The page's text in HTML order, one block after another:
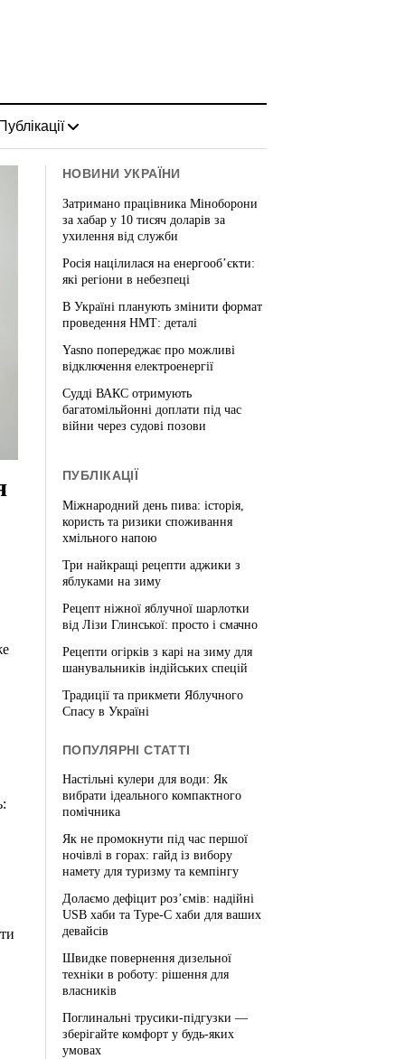
НОВИНИ УКРАЇНИ
Затримано працівника Міноборони
за хабар у 10 тисяч доларів за
ухилення від служби
Росія націлилася на енергооб’єкти:
які регіони в небезпеці
В Україні планують змінити формат
проведення НМТ: деталі
Yasno попереджає про можливі
відключення електроенергії
Судді ВАКС отримують
багатомільйонні доплати під час
війни через судові позови
ПУБЛІКАЦІЇ
Міжнародний день пива: історія,
користь та ризики споживання
хмільного напою
Три найкращі рецепти аджики з
яблуками на зиму
Рецепт ніжної яблучної шарлотки
від Лізи Глинської: просто і смачно
Рецепти огірків з карі на зиму для
шанувальників індійських спецій
Традиції та прикмети Яблучного
Спасу в Україні
ПОПУЛЯРНІ СТАТТІ
Настільні кулери для води: Як
вибрати ідеального компактного
помічника
Як не промокнути під час першої
ночівлі в горах: гайд із вибору
намету для туризму та кемпінгу
Долаємо дефіцит роз’ємів: надійні
USB хаби та Type-C хаби для ваших
девайсів
Швидке повернення дизельної
техніки в роботу: рішення для
власників
Поглинальні трусики-підгузки —
зберігайте комфорт у будь-яких
умовах